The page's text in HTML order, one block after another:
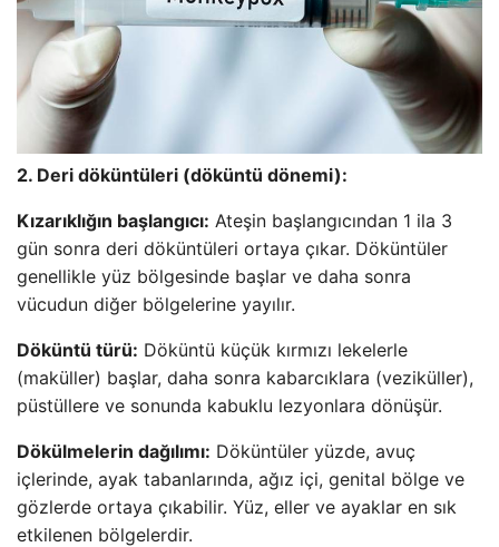
2. Deri döküntüleri (döküntü dönemi):
Kızarıklığın başlangıcı: Ateşin başlangıcından 1 ila 3
gün sonra deri döküntüleri ortaya çıkar. Döküntüler
genellikle yüz bölgesinde başlar ve daha sonra
vücudun diğer bölgelerine yayılır.
Döküntü türü: Döküntü küçük kırmızı lekelerle
(maküller) başlar, daha sonra kabarcıklara (veziküller),
püstüllere ve sonunda kabuklu lezyonlara dönüşür.
Dökülmelerin dağılımı: Döküntüler yüzde, avuç
içlerinde, ayak tabanlarında, ağız içi, genital bölge ve
gözlerde ortaya çıkabilir. Yüz, eller ve ayaklar en sık
etkilenen bölgelerdir.